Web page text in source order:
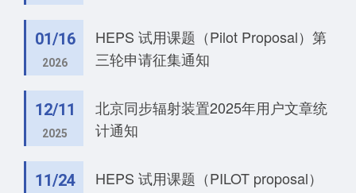
01/16
2026
HEPS 试用课题（Pilot Proposal）第
三轮申请征集通知
12/11
2025
北京同步辐射装置2025年用户文章统
计通知
11/24
HEPS 试用课题（PILOT proposal）